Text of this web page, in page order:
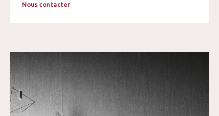
Nous contacter